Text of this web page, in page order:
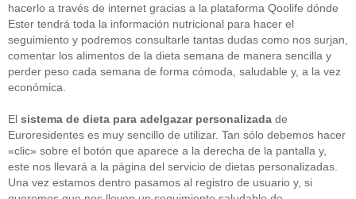
hacerlo a través de internet gracias a la plataforma Qoolife dónde
Ester tendrá toda la información nutricional para hacer el
seguimiento y podremos consultarle tantas dudas como nos surjan,
comentar los alimentos de la dieta semana de manera sencilla y
perder peso cada semana de forma cómoda, saludable y, a la vez
económica.
El sistema de dieta para adelgazar personalizada de
Euroresidentes es muy sencillo de utilizar. Tan sólo debemos hacer
«clic» sobre el botón que aparece a la derecha de la pantalla y,
este nos llevará a la página del servicio de dietas personalizadas.
Una vez estamos dentro pasamos al registro de usuario y, si